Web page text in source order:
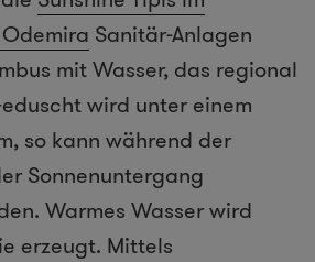
Sanitär-Anlagen
mit Wasser, das regional
wird unter einem
so kann während der
Sonnenuntergang
Warmes Wasser wird
erzeugt. Mittels